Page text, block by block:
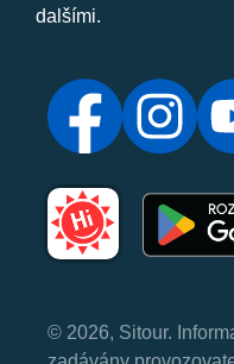
dalšími.
© 2026, Sitour.